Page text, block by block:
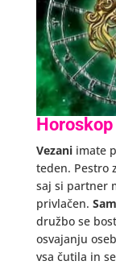
Vezaniimate
teden. Pestro
saj si partner
privlačen.
družbo se
osvajanju
vsa čutila in